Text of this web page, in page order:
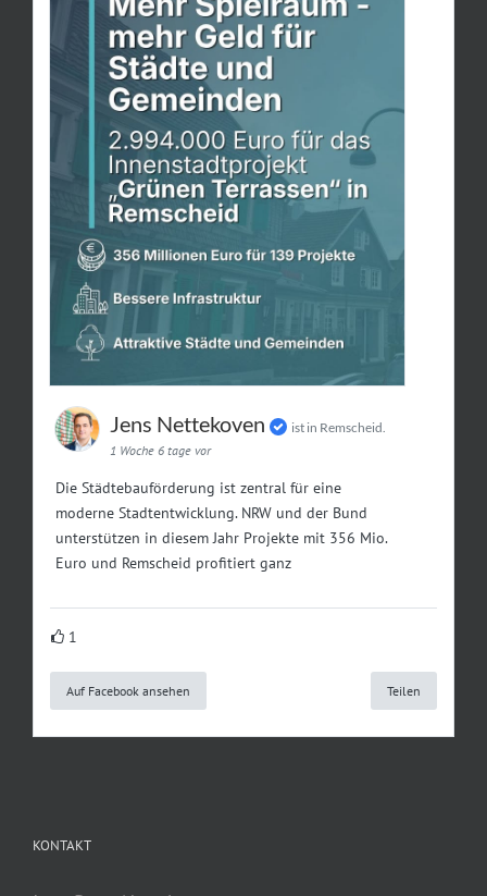
Jens Nettekoven
ist in Remscheid.
1 Woche 6 tage vor
Die Städtebauförderung ist zentral für eine
moderne Stadtentwicklung. NRW und der Bund
unterstützen in diesem Jahr Projekte mit 356 Mio.
Euro und Remscheid profitiert ganz
1
Auf Facebook ansehen Teilen
KONTAKT